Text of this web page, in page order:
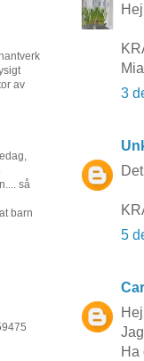
Mia
3
5
Ha
av
så
barn